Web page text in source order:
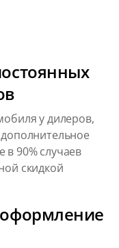
у дилеров,
в 90% случаев
скидкой